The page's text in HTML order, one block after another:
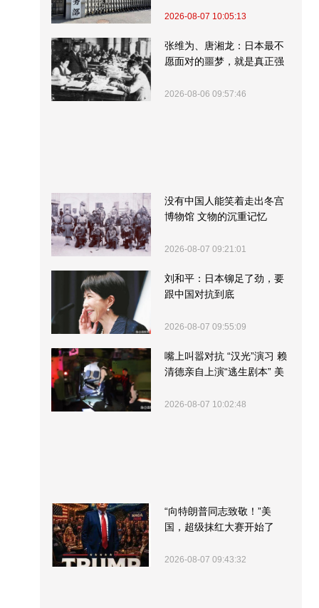
2026-08-07 10:05:13
张维为、唐湘龙：日本最不
愿面对的噩梦，就是真正强
2026-08-06 09:57:46
没有中国人能笑着走出冬宫
博物馆 文物的沉重记忆
2026-08-07 09:21:01
刘和平：日本铆足了劲，要
跟中国对抗到底
2026-08-07 09:55:09
嘴上叫嚣对抗 “汉光”演习 赖
清德亲自上演“逃生剧本” 美
2026-08-07 10:02:48
“向特朗普同志致敬！”美
国，超级抹红大赛开始了
2026-08-07 09:43:32